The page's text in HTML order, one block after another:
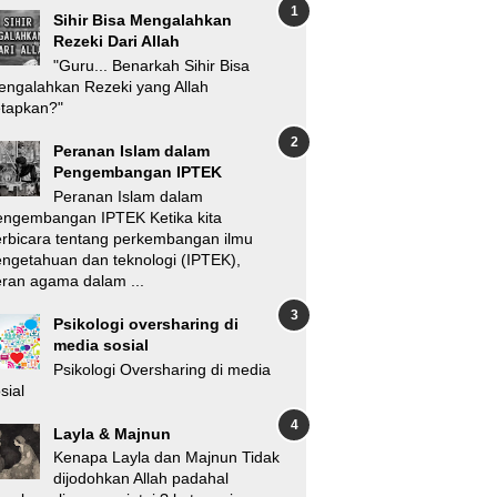
Sihir Bisa Mengalahkan
Rezeki Dari Allah
"Guru... Benarkah Sihir Bisa
Rezeki yang Allah
Peranan Islam dalam
Pengembangan IPTEK
Peranan Islam dalam
IPTEK Ketika kita
tentang perkembangan ilmu
dan teknologi (IPTEK),
agama dalam ...
Psikologi oversharing di
media sosial
Psikologi Oversharing di media
Layla & Majnun
Kenapa Layla dan Majnun Tidak
dijodohkan Allah padahal